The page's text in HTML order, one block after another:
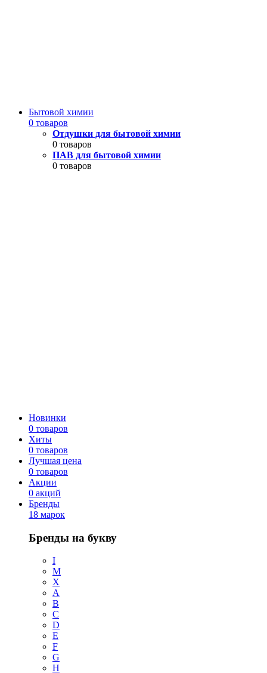
Бытовой химии
0 товаров
Отдушки для бытовой химии
0 товаров
ПАВ для бытовой химии
0 товаров
Новинки
0 товаров
Хиты
0 товаров
Лучшая цена
0 товаров
Акции
0 акций
Бренды
18 марок
Бренды на букву
I
M
X
A
B
C
D
E
F
G
H